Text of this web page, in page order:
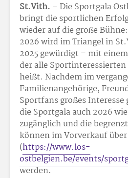
St.Vith. – Die Sportgala
bringt die sportlichen
wieder auf die große
2026 wird im Triangel in
2025 gewürdigt – mit
der alle
heißt. Nachdem im
Familienangehörige,
Sportfans großes Interesse
die Sportgala auch 2026
zugänglich und die
können im Vorverkauf
(https://www.los-
ostbelgien.be/events/
werden.